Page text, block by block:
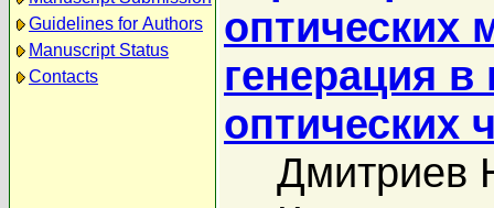
Guidelines for Authors
Manuscript Status
Contacts
оптических
генерация в
оптических